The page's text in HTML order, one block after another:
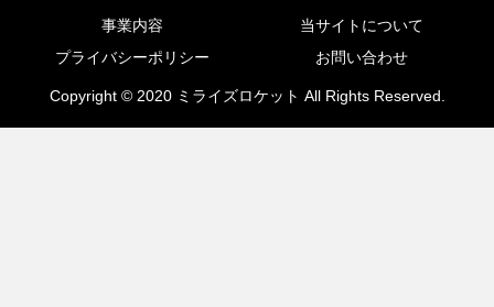
事業内容
当サイトについて
プライバシーポリシー
お問い合わせ
Copyright © 2020 ミライズロケット All Rights Reserved.